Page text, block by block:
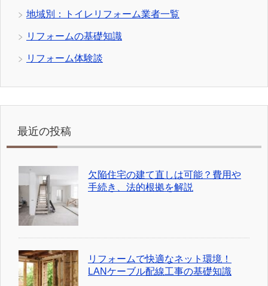
地域別：トイレリフォーム業者一覧
リフォームの基礎知識
リフォーム体験談
最近の投稿
欠陥住宅の建て直しは可能？費用や
手続き、法的根拠を解説
リフォームで快適なネット環境！
LANケーブル配線工事の基礎知識